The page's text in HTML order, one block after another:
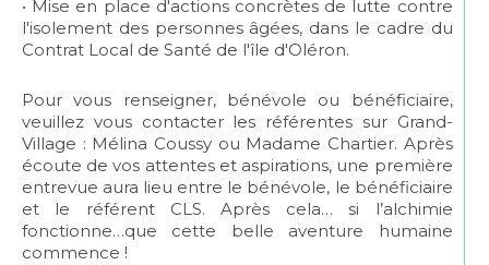
• Mise en place d'actions concrètes de lutte contre
l'isolement des personnes âgées, dans le cadre du
Contrat Local de Santé de l'île d'Oléron.
Pour vous renseigner, bénévole ou bénéficiaire,
veuillez vous contacter les référentes sur Grand-
Village : Mélina Coussy ou Madame Chartier. Après
écoute de vos attentes et aspirations, une première
entrevue aura lieu entre le bénévole, le bénéficiaire
et le référent CLS. Après cela… si l’alchimie
fonctionne…que cette belle aventure humaine
commence !